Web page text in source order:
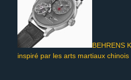
BEHRENS
inspiré par les arts martiaux chinois